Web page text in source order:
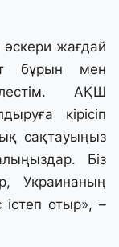
әскери жағдай
бұрын мен
АҚШ
кірісіп
сақтауыңыз
Біз
Украинаның
істеп отыр», –